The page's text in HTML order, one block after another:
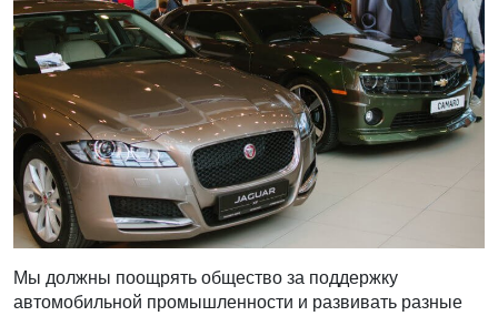
Мы должны поощрять общество за поддержку
автомобильной промышленности и развивать разные